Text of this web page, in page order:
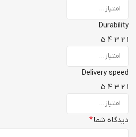
Durability
1
2
3
4
5
Delivery speed
1
2
3
4
5
دیدگاه شما*